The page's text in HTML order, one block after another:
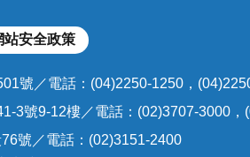
站安全政策
號／電話：(04)2250-1250，
3號9-12樓／電話：(02)3707-3000
號／電話：(02)3151-2400